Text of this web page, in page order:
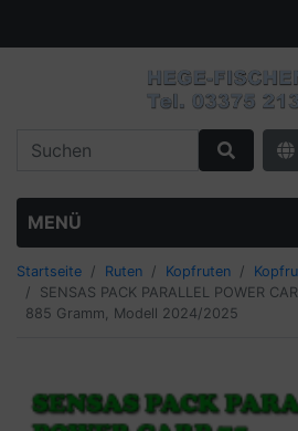
MENÜ
Startseite Ruten Kopfruten
SENSAS PACK PARALLEL POWER
885 Gramm, Modell 2024/2025